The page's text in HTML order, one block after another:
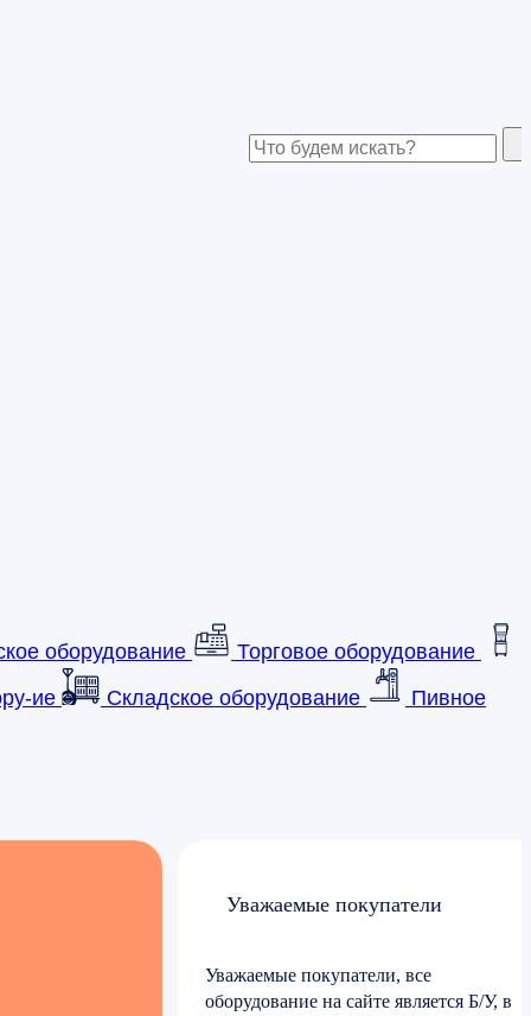
оборудование
Торговое оборудование
ие Складское оборудование
Пивное
Уважаемые покупатели
Уважаемые покупатели, все
оборудование на сайте является Б/У, в